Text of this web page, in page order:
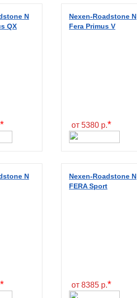
N
QX
*
Nexen-Roadstone N
Fera Primus V
от 5380 р.*
N
*
Nexen-Roadstone N
FERA Sport
от 8385 р.*